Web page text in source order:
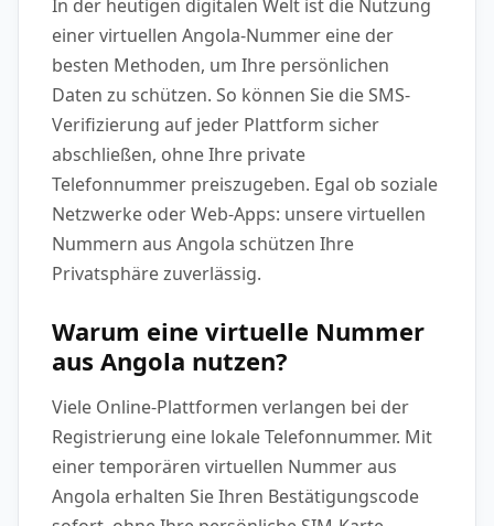
In der heutigen digitalen Welt ist die Nutzung
einer virtuellen Angola-Nummer eine der
besten Methoden, um Ihre persönlichen
Daten zu schützen. So können Sie die SMS-
Verifizierung auf jeder Plattform sicher
abschließen, ohne Ihre private
Telefonnummer preiszugeben. Egal ob soziale
Netzwerke oder Web-Apps: unsere virtuellen
Nummern aus Angola schützen Ihre
Privatsphäre zuverlässig.
Warum eine virtuelle Nummer
aus Angola nutzen?
Viele Online-Plattformen verlangen bei der
Registrierung eine lokale Telefonnummer. Mit
einer temporären virtuellen Nummer aus
Angola erhalten Sie Ihren Bestätigungscode